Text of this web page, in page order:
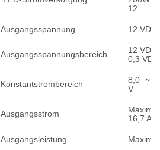
12
Ausgangsspannung 12 VDC
Ausgangsspannungsbereich
12 VDC
0,3 VDC
Konstantstrombereich
8,0 ~
V
Ausgangsstrom
Maximal
16,7 A
Ausgangsleistung